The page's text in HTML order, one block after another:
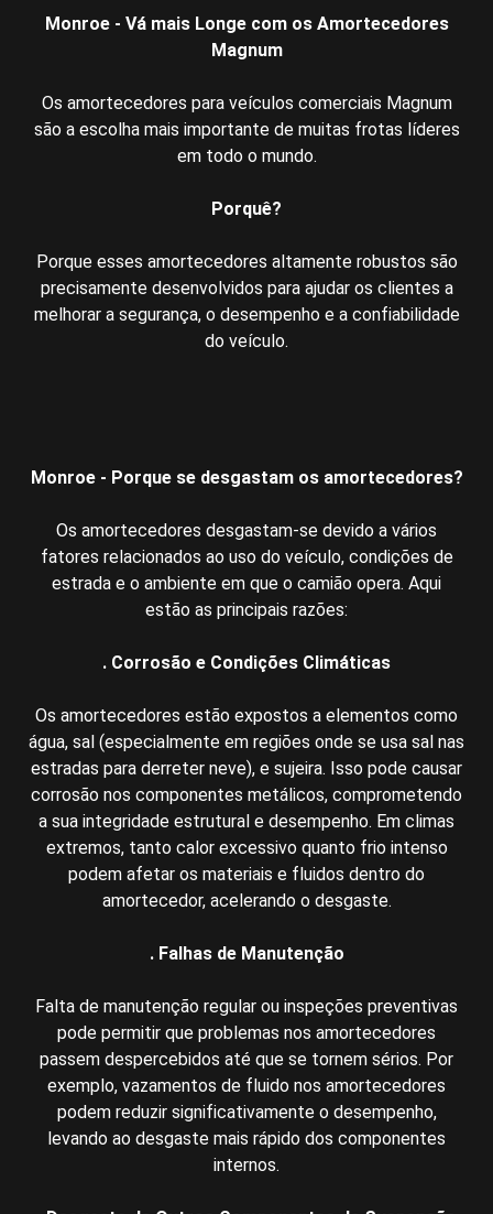
Monroe - Vá mais Longe com os Amortecedores
Magnum
Os amortecedores para veículos comerciais Magnum
são a escolha mais importante de muitas frotas líderes
em todo o mundo.
Porquê?
Porque esses amortecedores altamente robustos são
precisamente desenvolvidos para ajudar os clientes a
melhorar a segurança, o desempenho e a confiabilidade
do veículo.
Monroe - Porque se desgastam os amortecedores?
Os amortecedores desgastam-se devido a vários
fatores relacionados ao uso do veículo, condições de
estrada e o ambiente em que o camião opera. Aqui
estão as principais razões:
. Corrosão e Condições Climáticas
Os amortecedores estão expostos a elementos como
água, sal (especialmente em regiões onde se usa sal nas
estradas para derreter neve), e sujeira. Isso pode causar
corrosão nos componentes metálicos, comprometendo
a sua integridade estrutural e desempenho. Em climas
extremos, tanto calor excessivo quanto frio intenso
podem afetar os materiais e fluidos dentro do
amortecedor, acelerando o desgaste.
. Falhas de Manutenção
Falta de manutenção regular ou inspeções preventivas
pode permitir que problemas nos amortecedores
passem despercebidos até que se tornem sérios. Por
exemplo, vazamentos de fluido nos amortecedores
podem reduzir significativamente o desempenho,
levando ao desgaste mais rápido dos componentes
internos.